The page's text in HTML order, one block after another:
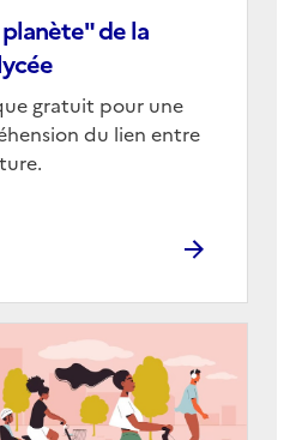
de la
gratuit pour une
du lien entre